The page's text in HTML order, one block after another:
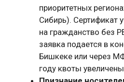
приоритетных
Сибирь). Сертификат
на гражданство без
заявка подается в
Бишкеке или через
году квоты